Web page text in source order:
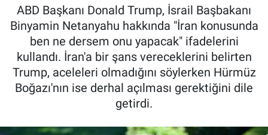
ABD Başkanı Donald Trump, İsrail Başbakanı
Binyamin Netanyahu hakkında "İran konusunda
ben ne dersem onu yapacak" ifadelerini
kullandı. İran'a bir şans vereceklerini belirten
Trump, aceleleri olmadığını söylerken Hürmüz
Boğazı'nın ise derhal açılması gerektiğini dile
getirdi.